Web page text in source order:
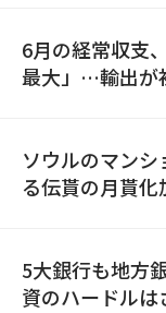
6月の経常収支
最大」…輸出が
ソウルのマン
る伝貰の月貰化
5大銀行も地方
資のハードルは